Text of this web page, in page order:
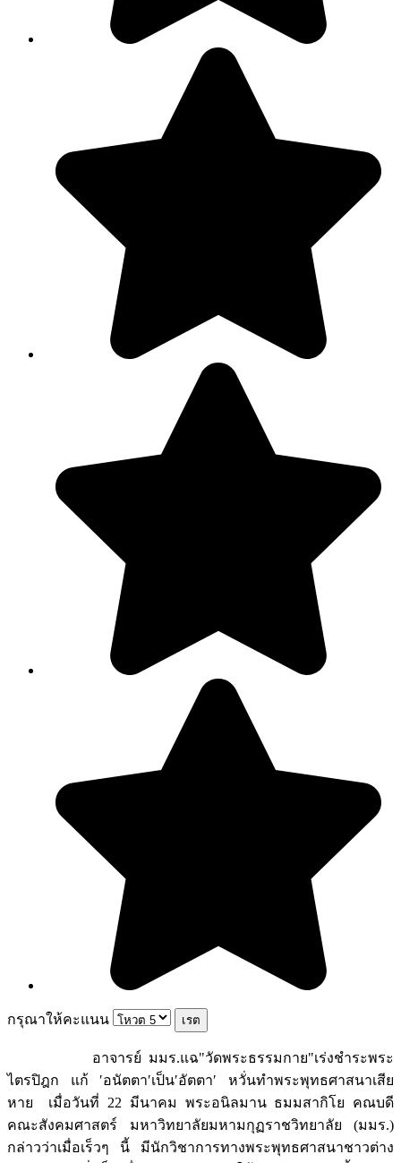
กรุณาให้คะแนน
อาจารย์ มมร.แฉ"วัดพระธรรมกาย"เร่งชำระพระ
ไตรปิฎก แก้ ′อนัตตา′เป็น′อัตตา′ หวั่นทำพระพุทธศาสนาเสีย
หาย เมื่อวันที่ 22 มีนาคม พระอนิลมาน ธมมสากิโย คณบดี
คณะสังคมศาสตร์ มหาวิทยาลัยมหามกุฏราชวิทยาลัย (มมร.)
กล่าวว่าเมื่อเร็วๆ นี้ มีนักวิชาการทางพระพุทธศาสนาชาวต่าง